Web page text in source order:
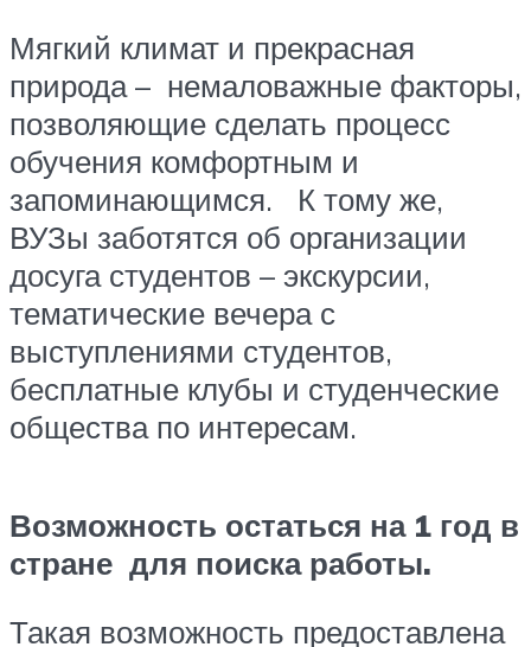
Мягкий климат и прекрасная
природа – немаловажные факторы,
позволяющие сделать процесс
обучения комфортным и
запоминающимся. К тому же,
ВУЗы заботятся об организации
досуга студентов – экскурсии,
тематические вечера с
выступлениями студентов,
бесплатные клубы и студенческие
общества по интересам.
Возможность остаться на 1 год в
стране для поиска работы.
Такая возможность предоставлена